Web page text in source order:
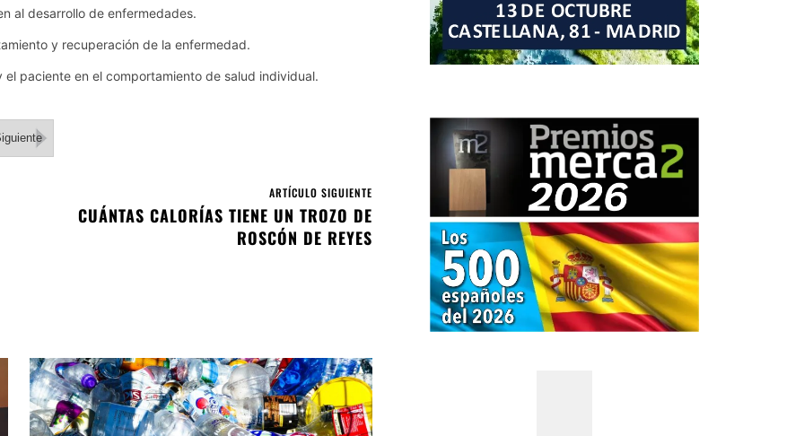
al desarrollo de enfermedades.
y recuperación de la enfermedad.
paciente en el comportamiento de salud individual.
ARTÍCULO SIGUIENTE
CUÁNTAS CALORÍAS TIENE UN TROZO DE
ROSCÓN DE REYES